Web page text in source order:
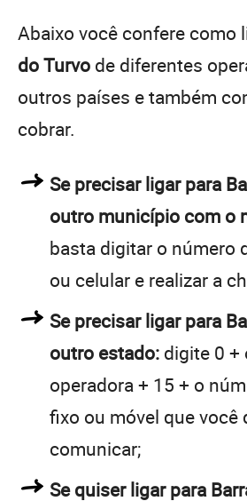
Abaixo você confere como
do Turvo de diferentes
outros países e também
cobrar.
Se precisar ligar para
outro município com o
basta digitar o número
ou celular e realizar a
Se precisar ligar para
outro estado: digite 0 +
operadora + 15 + o
fixo ou móvel que você
comunicar;
Se quiser ligar para